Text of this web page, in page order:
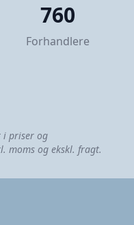
760
Forhandlere
i priser og
moms og ekskl. fragt.